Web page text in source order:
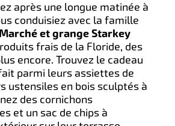
après une longue matinée à
conduisiez avec la famille
Marché et grange Starkey
frais de la Floride, des
encore. Trouvez le cadeau
parmi leurs assiettes de
ustensiles en bois sculptés à
des cornichons
et un sac de chips à